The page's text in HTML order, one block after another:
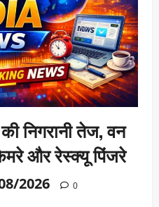
निगरानी तेज, वन
और रेस्क्यू पिंजरे
2026 0